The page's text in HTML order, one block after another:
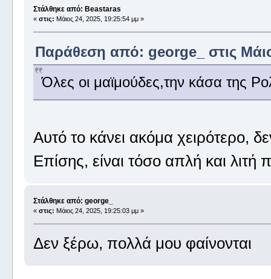
Στάλθηκε από: Beastaras
« στις: Μάιος 24, 2025, 19:25:54 μμ »
Παράθεση από: george_ στις
Όλες οι μαϊμούδες,την κάσα της
Αυτό το κάνει ακόμα χειρότερο,
Επίσης, είναι τόσο απλή και λιτή
Στάλθηκε από: george_
« στις: Μάιος 24, 2025, 19:25:03 μμ »
Δεν ξέρω, πολλά μου φαίνονται